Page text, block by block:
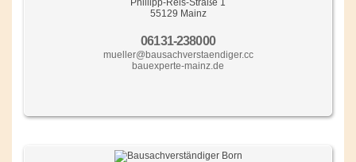
55129 Mainz
06131-238000
mueller@bausachverstaendiger.cc
bauexperte-mainz.de